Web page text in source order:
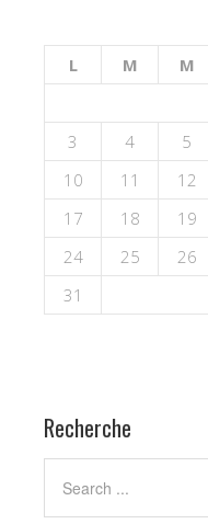
L
M M
3
4 5
10
11 12
17
18 19
24
25 26
31
Recherche